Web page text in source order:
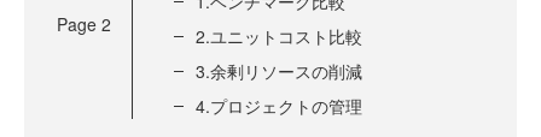
Page 2
2.ユニットコスト比較
3.余剰リソースの削減
4.プロジェクトの管理